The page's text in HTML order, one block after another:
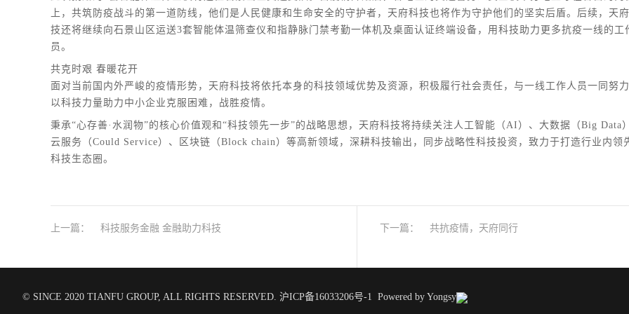
上，共筑防疫战斗的第一道防线，他们是人民健康和生命安全的守护者，天府科技也将作为守护他们的坚实后盾。后续，天
技还将继续向石景山区运送3套智能体温筛查仪和指静脉门禁考勤一体机及桌面认证终端设备，用科技助力更多抗疫一线的工
员。
共克时艰 春暖花开
面对当前国内外严峻的疫情形势，天府科技将依托本身的科技领域优势及资源，积极履行社会责任，与一线工作人员一同努力
以科技力量助力中小企业克服困难，战胜疫情。
秉承“心存善·水润物”的核心价值观和“科技领先一步”的战略思想，天府科技将持续关注人工智能（AI）、大数据（Big Data
云服务（Could Service）、区块链（Block chain）等高新领域，深耕科技输出，同步战略性科技投资，致力于打造行业内领
科技生态圈。
上一篇： 科技服务金融 金融助力科技 下一篇： 共抗疫情，天府同行
© SINCE 2020 TIANFU GROUP, ALL RIGHTS RESERVED. 沪ICP备16033206号-1 Powered by Yongsy